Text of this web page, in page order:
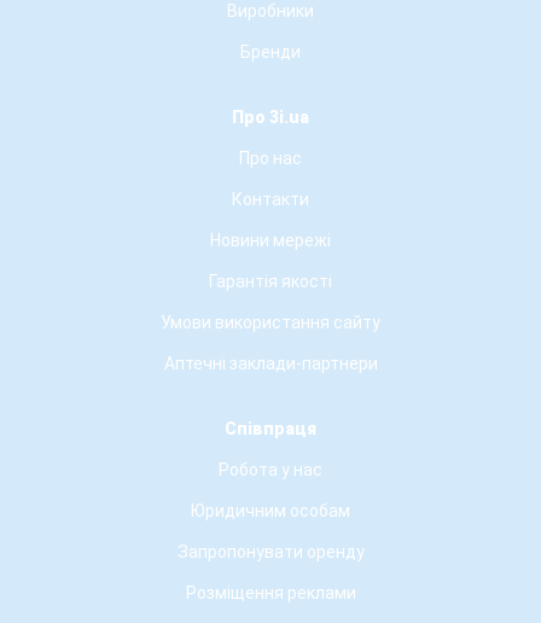
Виробники
Бренди
Про 3i.ua
Про нас
Контакти
Новини мережі
Гарантія якості
Умови використання сайту
Аптечні заклади-партнери
Співпраця
Робота у нас
Юридичним особам
Запропонувати оренду
Розміщення реклами